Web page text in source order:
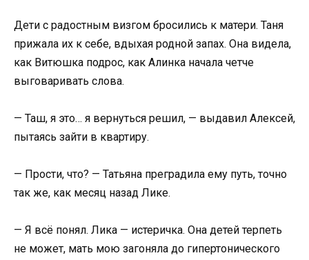
Дети с радостным визгом бросились к матери. Таня
прижала их к себе, вдыхая родной запах. Она видела,
как Витюшка подрос, как Алинка начала четче
выговаривать слова.
— Таш, я это… я вернуться решил, — выдавил Алексей,
пытаясь зайти в квартиру.
— Прости, что? — Татьяна преградила ему путь, точно
так же, как месяц назад Лике.
— Я всё понял. Лика — истеричка. Она детей терпеть
не может, мать мою загоняла до гипертонического